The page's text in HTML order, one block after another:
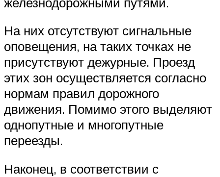
На них отсутствуют сигнальные
оповещения, на таких точках не
присутствуют дежурные. Проезд
этих зон осуществляется согласно
нормам правил дорожного
движения. Помимо этого выделяют
однопутные и многопутные
переезды.
Наконец, в соответствии с